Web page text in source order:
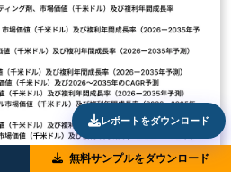
無料サンプルをダウンロード
レポートをダウンロード